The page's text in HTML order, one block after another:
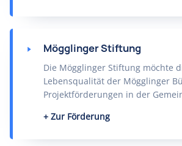
Mögglinger Stiftung
Die Mögglinger Stiftung möchte
Lebensqualität der Mögglinger
Projektförderungen in der
Zur Förderung